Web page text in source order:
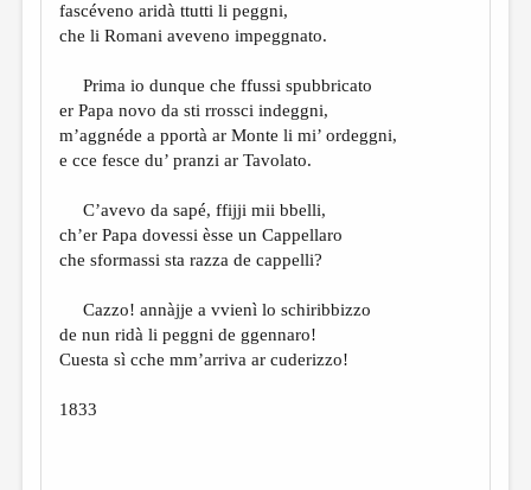
ПУБЛИЦИСТИКА
ЦИКЛЫ ПУБЛИКАЦИЙ
ТРЕДИАКОВСКИЙ
ВКОНТАКТЕ
fascéveno aridà ttutti li peggni,
che li Romani aveveno impeggnato.
Prima io dunque che ffussi spubbricato
er Papa novo da sti rrossci indeggni,
m’aggnéde a pportà ar Monte li mi’ ordeggni,
e cce fesce du’ pranzi ar Tavolato.
C’avevo da sapé, ffijji mii bbelli,
ch’er Papa dovessi èsse un Cappellaro
che sformassi sta razza de cappelli?
Cazzo! annàjje a vvienì lo schiribbizzo
de nun ridà li peggni de ggennaro!
Cuesta sì cche mm’arriva ar cuderizzo!
1833